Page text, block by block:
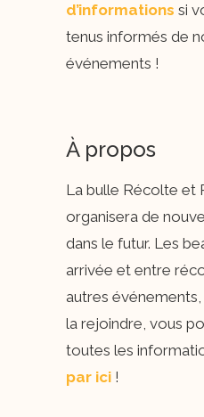
d’informations si
tenus informés de
événements !
À propos
La bulle Récolte et
organisera de
dans le futur. Les
arrivée et entre
autres
la rejoindre, vous
toutes les
par ici !